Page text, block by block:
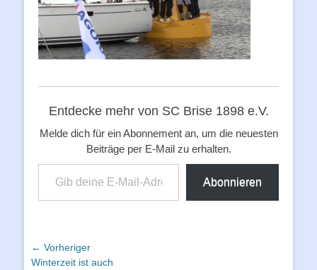
Entdecke mehr von SC Brise 1898 e.V.
Melde dich für ein Abonnement an, um die neuesten
Beiträge per E-Mail zu erhalten.
Gib deine E-Mail-Adresse ein ...
Abonnieren
Beitragsnavigation
← Vorheriger
Vorheriger
Winterzeit ist auch